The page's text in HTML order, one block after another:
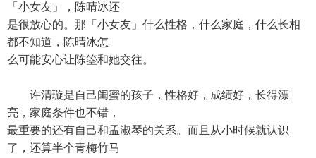
「小女友」，陈晴冰还
是很放心的。那「小女友」什么性格，什么家庭，什么长相
都不知道，陈晴冰怎
么可能安心让陈箜和她交往。
许清璇是自己闺蜜的孩子，性格好，成绩好，长得漂
亮，家庭条件也不错，
最重要的还有自己和孟淑琴的关系。而且从小时候就认识
了，还算半个青梅竹马